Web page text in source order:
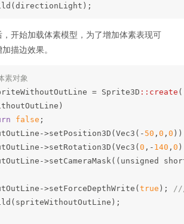
开始加载体素模型，为了增加体素表现可
描边效果。
素对象
= Sprite3D ::create (
false ;
->setPosition3D(Vec3( - 50 , 0 , 0
->setRotation3D(Vec3(0 , - 140 , 0
->setCameraMask((unsigned
->setForceDepthWrite(true );
///